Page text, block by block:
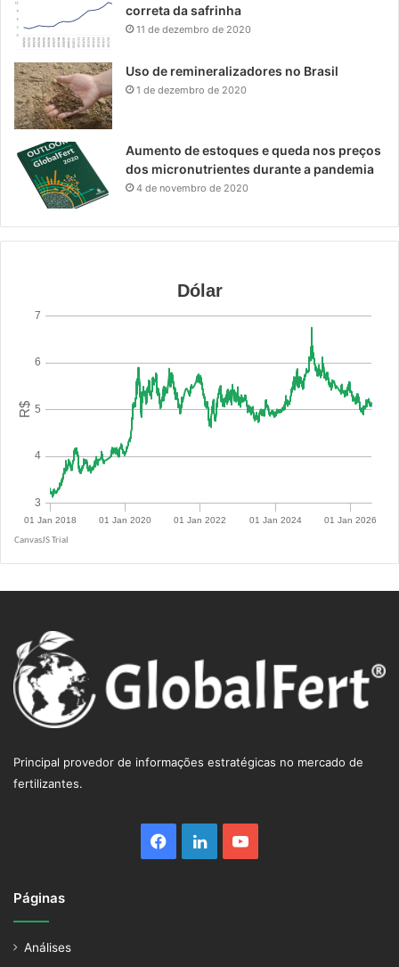
correta da safrinha
11 de dezembro de 2020
Uso de remineralizadores no Brasil
1 de dezembro de 2020
Aumento de estoques e queda nos preços
dos micronutrientes durante a pandemia
4 de novembro de 2020
Principal provedor de informações estratégicas no mercado de
fertilizantes.
Facebook
LinkedinYouTube
Páginas
Análises